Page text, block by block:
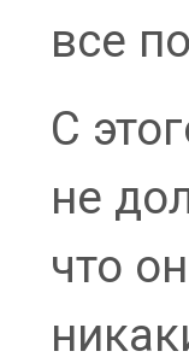
все
С
не
что